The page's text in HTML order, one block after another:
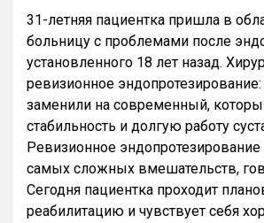
31-летняя пациентка пришла в
больницу с проблемами после
установленного 18 лет назад.
ревизионное эндопротезирование:
заменили на современный,
стабильность и долгую работу
Ревизионное эндопротезирование
самых сложных вмешательств,
Сегодня пациентка проходит
реабилитацию и чувствует себя